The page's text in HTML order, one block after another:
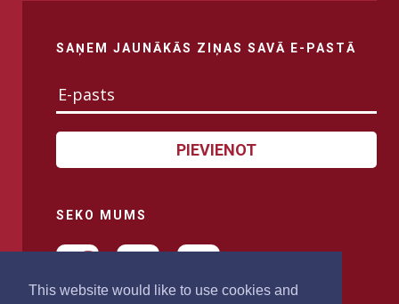
This website would like to use cookies and
SAŅEM JAUNĀKĀS ZIŅAS SAVĀ E-PASTĀ
PIEVIENOT
SEKO MUMS